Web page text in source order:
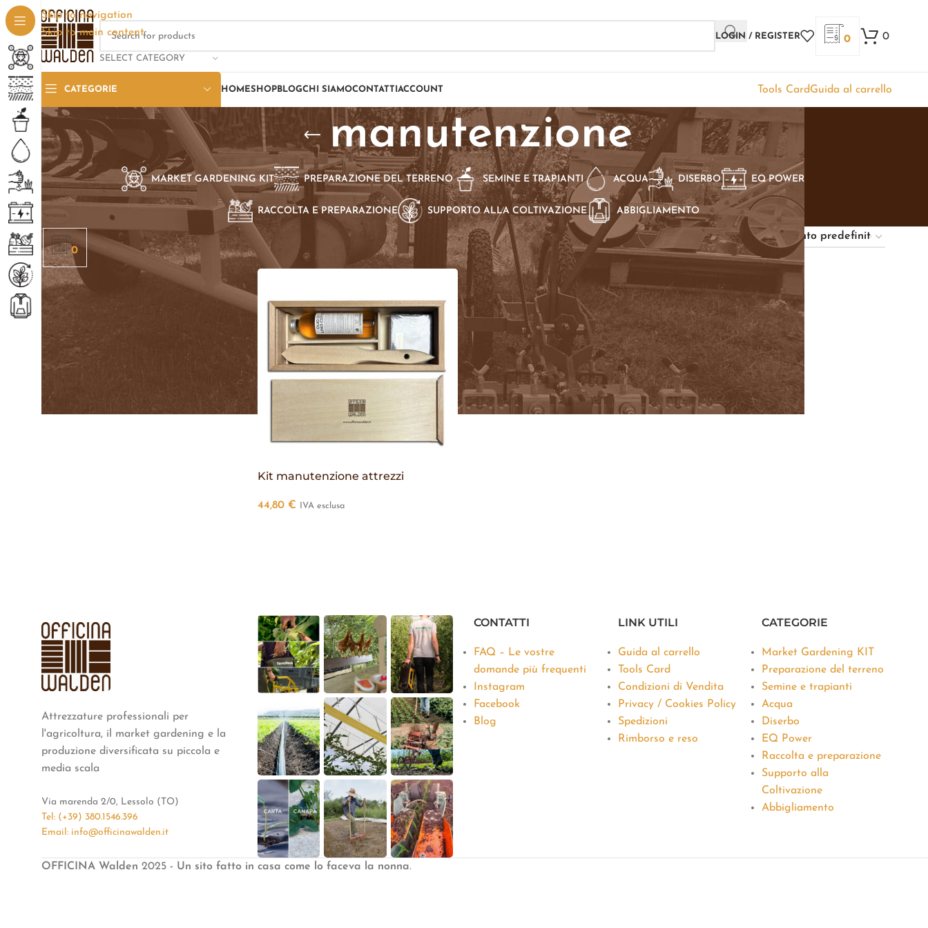
Skip to navigation
Skip to main content
SELECT CATEGORY
LOGIN / REGISTER 0 0
CATEGORIE HOMESHOP BLOGCHI SIAMOCONTATTI ACCOUNT Tools CardGuida al carrello
manutenzione
MARKET GARDENING KIT PREPARAZIONE DEL TERRENO SEMINE E TRAPIANTI ACQUA DISERBO EQ POWER
RACCOLTA E PREPARAZIONE SUPPORTO ALLA COLTIVAZIONE ABBIGLIAMENTO
0
Home Prodotti taggati “manutenzione” Show 18 24
Kit manutenzione attrezzi
44,80 € IVA esclusa
Attrezzature professionali per
l'agricoltura, il market gardening e la
produzione diversificata su piccola e
media scala
Via marenda 2/0, Lessolo (TO)
Tel: (+39) 380.1546.396
Email: info@officinawalden.it
CONTATTI
FAQ – Le vostre
domande più frequenti
Instagram
Facebook
Blog
LINK UTILI
Guida al carrello
Tools Card
Condizioni di Vendita
Privacy / Cookies Policy
Spedizioni
Rimborso e reso
CATEGORIE
Market Gardening KIT
Preparazione del terreno
Semine e trapianti
Acqua
Diserbo
EQ Power
Raccolta e preparazione
Supporto alla
Coltivazione
Abbigliamento
OFFICINA Walden 2025 - Un sito fatto in casa come lo faceva la nonna.